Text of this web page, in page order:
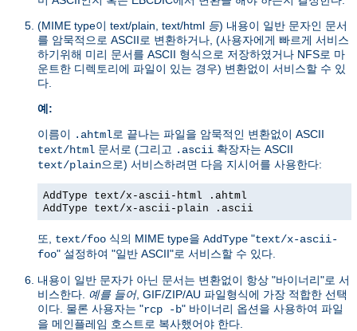
(MIME type이 text/plain, text/html 등) 내용이 일반 문자인 문서
를 암묵적으로 ASCII로 변환하거나, (사용자에게 빠르게 서비스
하기위해 미리 문서를 ASCII 형식으로 저장하였거나 NFS로 마
운트한 디렉토리에 파일이 있는 경우) 변환없이 서비스할 수 있
다.
예:
이름이 .ahtml로 끝나는 파일을 암묵적인 변환없이 ASCII
text/html 문서로 (그리고 .ascii 확장자는 ASCII
text/plain으로) 서비스하려면 다음 지시어를 사용한다:
AddType text/x-ascii-html .ahtml
AddType text/x-ascii-plain .ascii
또, text/foo 식의 MIME type을 AddType "text/x-ascii-
foo" 설정하여 "일반 ASCII"로 서비스할 수 있다.
내용이 일반 문자가 아닌 문서는 변환없이 항상 "바이너리"로 서
비스한다. 예를 들어, GIF/ZIP/AU 파일형식에 가장 적합한 선택
이다. 물론 사용자는 "rcp -b" 바이너리 옵션을 사용하여 파일
을 메인플레임 호스트로 복사했어야 한다.